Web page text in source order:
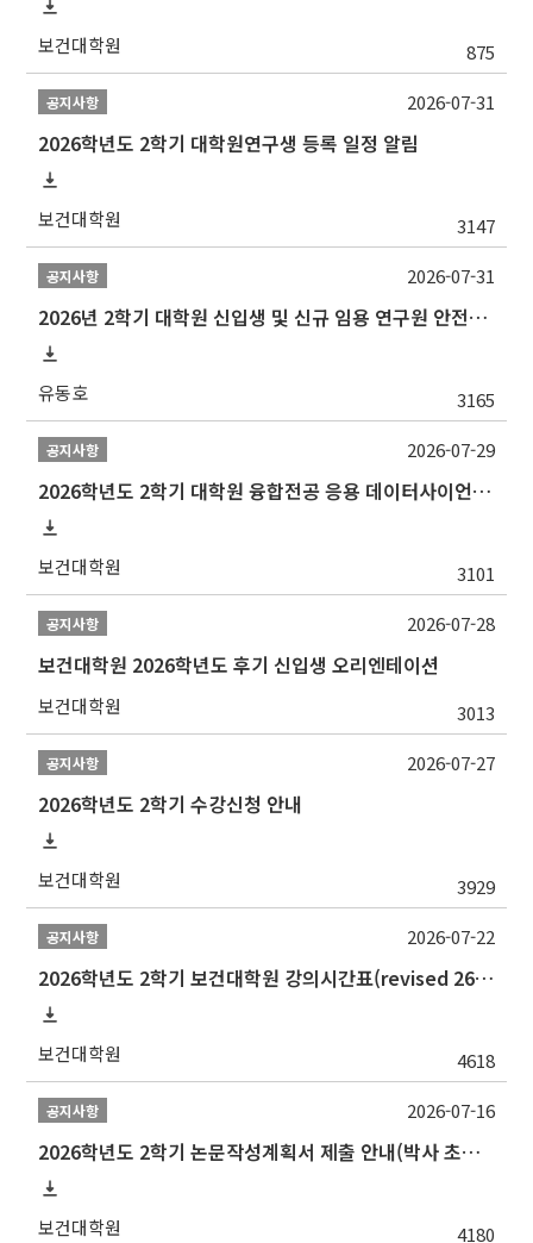
보건대학원 875
공지사항
2026학년도 2학기 대학원연구생 등록 일정 알림
보건대학원 3147
2026-07-31
공지사항
2026년 2학기 대학원 신입생 및 신규 임용 연구원 안전환경교육(신규교육) 실시 안내
유동호 3165
2026-07-31
공지사항
2026학년도 2학기 대학원 융합전공 응용 데이터사이언스 선발 계획 알림
보건대학원 3101
2026-07-29
공지사항
보건대학원 2026학년도 후기 신입생 오리엔테이션
보건대학원 3013
2026-07-28
공지사항
2026학년도 2학기 수강신청 안내
보건대학원 3929
2026-07-27
공지사항
2026학년도 2학기 보건대학원 강의시간표(revised 260803)(2026 2nd SEMESTER SNU GSPH TIMETABLE)
보건대학원 4618
2026-07-22
공지사항
2026학년도 2학기 논문작성계획서 제출 안내(박사 초심 일정 포함)_Thesis Proposal
보건대학원 4180
2026-07-16